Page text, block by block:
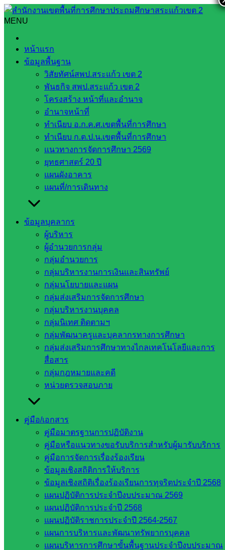
Skip
to
content
MENU
หน้าแรก
ข้อมูลพื้นฐาน
วิสัยทัศน์สพป.สระแก้ว เขต 2
พันธกิจ สพป.สระแก้ว เขต 2
โครงสร้าง หน้าที่และอำนาจ
อำนาจหน้าที่
ทำเนียบ อ.ก.ค.ศ.เขตพื้นที่การศึกษา
ทำเนียบ ก.ต.ป.น.เขตพื้นที่การศึกษา
แนวทางการจัดการศึกษา 2569
ยุทธศาสตร์ 20 ปี
แผนผังอาคาร
แผนที่/การเดินทาง
ข้อมูลบุคลากร
ผู้บริหาร
ผู้อำนวยการกลุ่ม
กลุ่มอำนวยการ
กลุ่มบริหารงานการเงินและสินทรัพย์
กลุ่มนโยบายและแผน
กลุ่มส่งเสริมการจัดการศึกษา
กลุ่มบริหารงานบุคคล
กลุ่มนิเทศ ติดตามฯ
กลุ่มพัฒนาครูและบุคลากรทางการศึกษา
กลุ่มส่งเสริมการศึกษาทางไกลเทคโนโลยีและการ
สื่อสาร
กลุ่มกฎหมายและคดี
หน่วยตรวจสอบภาย
คู่มือ/เอกสาร
คู่มือมาตรฐานการปฏิบัติงาน
คู่มือหรือแนวทางขอรับบริการสำหรับผู้มารับบริการ
คู่มือการจัดการเรื่องร้องเรียน
ข้อมูลเชิงสถิติการให้บริการ
ข้อมูลเชิงสถิติเรื่องร้องเรียนการทุจริตประจำปี 2568
แผนปฏิบัติการประจำปีงบประมาณ 2569
แผนปฏิบัติการประจำปี 2568
แผนปฏิบัติราชการประจำปี 2564-2567
แผนการบริหารและพัฒนาทรัพยากรบุคคล
แผนบริหารการศึกษาขั้นพื้นฐานประจำปีงบประมาณ
Search
เข้าร่วมการประชุมคณะกรรมการศูนย์อำนวยการป้องกันและ
ปราบปรามยาเสพติดจังหวัดสระแก้ว ครั้งที่ ๒/๒๕๖๖ ณ ห้อง
ประชุมบูรพา ชั้น ๔ ศาลากลางจังหวัดสระแก้ว
เข้าร่วมการประชุมคณะกรรมการศูนย์
อำนวยการป้องกันและปราบปรามยาเสพ
ติดจังหวัดสระแก้ว ครั้งที่ ๒/๒๕๖๖ ณ ห้อง
ประชุมบูรพา ชั้น ๔ ศาลากลางจังหวัด
สระแก้ว
มีนาคม 1, 2023
วันอังคารที่ ๒๘ กุมภาพันธ์ ๒๕๖๖ เวลา ๑๓.๓๐ น. นายชัยนรินท์
วสอื้นรัมย์ ผู้อำนวยการสำนักงานเขตพื้นที่การศึกษาประถม
ศึกษาสระแก้ว เขต ๒ มอบหมายให้นางภานุรังษี ทาประเสริฐ
เข้าร่วมการประชุมคณะกรรมการศูนย์อำนวยการป้องกันและ
ปราบปรามยาเสพติดจังหวัดสระแก้ว ครั้งที่ ๒/๒๕๖๖ โดยมีนาย
ปริญญา โพธิ์สัตย์ ผู้ว่าราชการจังหวัดสระแก้ว เป็นประธานการ
ประชุมครั้งนี้ ณ ห้องประชุมบูรพา ชั้น ๔ ศาลากลางจังหวัด